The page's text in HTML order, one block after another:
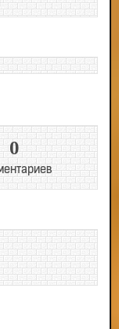
0